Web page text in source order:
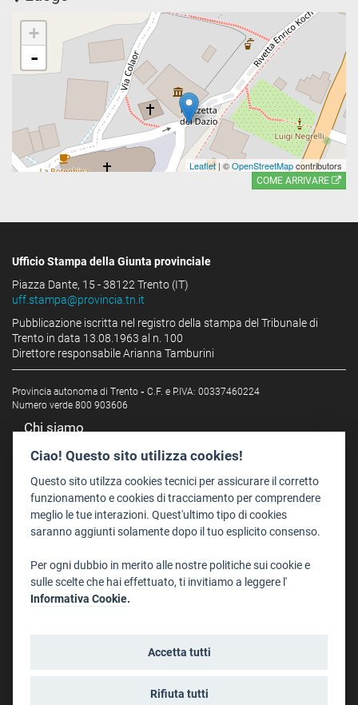
+
-
Leaflet| ©OpenStreetMapcontributors
COME ARRIVARE
Ufficio Stampa della Giunta provinciale
Piazza Dante, 15 - 38122 Trento (IT)
uff.stampa@provincia.tn.it
Pubblicazione iscritta nel registro della stampa del Tribunale di
Trento in data 13.08.1963 al n. 100
Direttore responsabile Arianna Tamburini
Provincia autonoma di Trento - C.F. e P.IVA: 00337460224
Numero verde 800 903606
Chi siamo
Redazione
Staff
Format - Centro Audiovisivi
Trentino Film Commission
Dove Siamo
Struttura di riferimento
Ciao! Questo sito utilizza cookies!
Questo sito utilzza cookies tecnici per assicurare il corretto
funzionamento e cookies di tracciamento per comprendere
meglio le tue interazioni. Quest'ultimo tipo di cookies
saranno aggiunti solamente dopo il tuo esplicito consenso.
Per ogni dubbio in merito alle nostre politiche sui cookie e
sulle scelte che hai effettuato, ti invitiamo a leggere l'
Informativa Cookie.
Accetta tutti
Rifiuta tutti